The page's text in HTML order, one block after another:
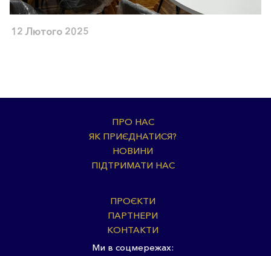
12 Лютого 2025
ПРО НАС
ЯК ПРИЄДНАТИСЯ?
НОВИНИ
ПІДТРИМАТИ НАС
ПРОЄКТИ
ПАРТНЕРИ
КОНТАКТИ
Ми в соцмережах: